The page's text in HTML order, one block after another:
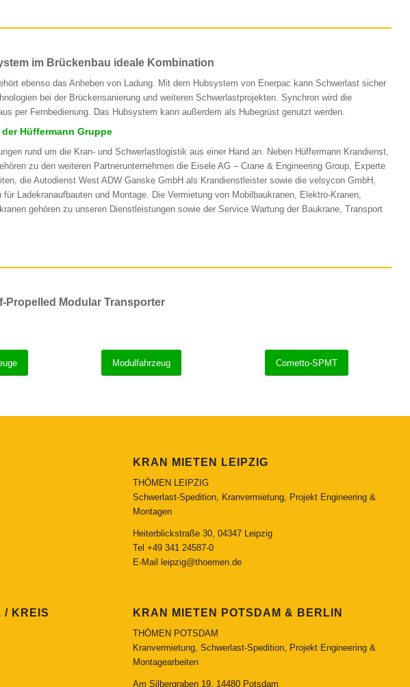
im Brückenbau ideale Kombination
ebenso das Anheben von Ladung. Mit dem Hubsystem von Enerpac kann Schwerlast sicher
bei der Brückensanierung und weiteren Schwerlastprojekten. Synchron wird die
per Fernbedienung. Das Hubsystem kann außerdem als Hubegrüst genutzt werden.
Hüffermann Gruppe
rund um die Kran- und Schwerlastlogistik aus einer Hand an. Neben Hüffermann Krandienst,
zu den weiteren Partnerunternehmen die Eisele AG – Crane & Engineering Group, Experte
die Autodienst West ADW Ganske GmbH als Krandienstleister sowie die velsycon GmbH,
Ladekranaufbauten und Montage. Die Vermietung von Mobilbaukranen, Elektro-Kranen,
gehören zu unseren Dienstleistungen sowie der Service Wartung der Baukrane, Transport
Propelled Modular Transporter
Modulfahrzeug Cometto-SPMT
/ KREIS
KRAN MIETEN LEIPZIG
THÖMEN LEIPZIG
Schwerlast-Spedition, Kranvermietung, Projekt Engineering &
Montagen
Heiterblickstraße 30, 04347 Leipzig
Tel +49 341 24587-0
E-Mail
leipzig@thoemen.de
KRAN MIETEN POTSDAM & BERLIN
THÖMEN POTSDAM
Kranvermietung, Schwerlast-Spedition, Projekt Engineering &
Montagearbeiten
Am Silbergraben 19, 14480 Potsdam